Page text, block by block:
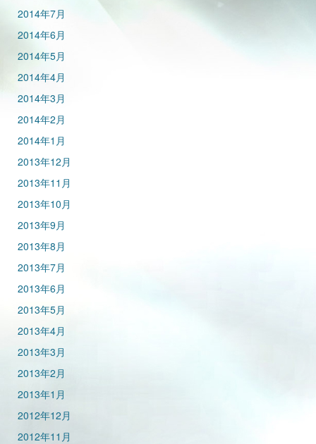
2014年7月
2014年6月
2014年5月
2014年4月
2014年3月
2014年2月
2014年1月
2013年12月
2013年11月
2013年10月
2013年9月
2013年8月
2013年7月
2013年6月
2013年5月
2013年4月
2013年3月
2013年2月
2013年1月
2012年12月
2012年11月